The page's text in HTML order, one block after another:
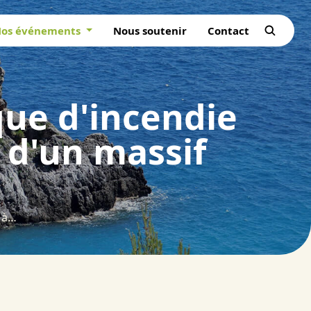
événements Nous soutenir Contact
d'incendie
massif
Evaluation et cartographie du risque d'incendie de forêt à l'aide d'un SIG. Exemple d'un massif forestier du sud de la France.